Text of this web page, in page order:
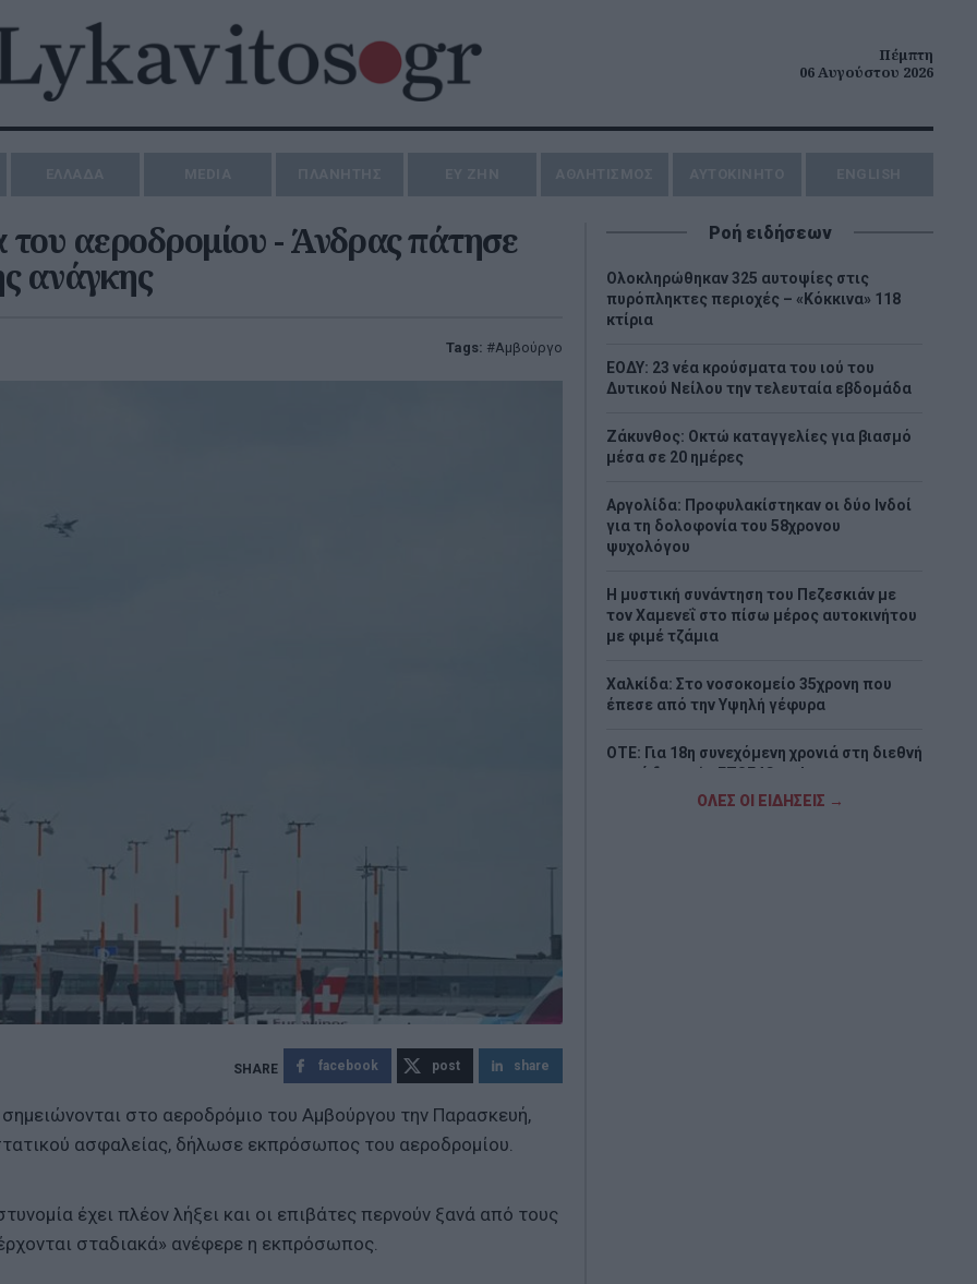
Πέμπτη
06 Αυγούστου 2026
αεροδρομίου - Άνδρας πάτησε
ανάγκης
Tags: Αμβούργο
facebook post share
στο αεροδρόμιο του Αμβούργου την Παρασκευή,
ασφαλείας, δήλωσε εκπρόσωπος του αεροδρομίου.
έχει πλέον λήξει και οι επιβάτες περνούν ξανά από τους
σταδιακά» ανέφερε η εκπρόσωπος.
Ροή ειδήσεων
Ολοκληρώθηκαν 325 αυτοψίες στις
πυρόπληκτες περιοχές – «Κόκκινα» 118
κτίρια
ΕΟΔΥ: 23 νέα κρούσματα του ιού του
Δυτικού Νείλου την τελευταία εβδομάδα
Ζάκυνθος: Οκτώ καταγγελίες για βιασμό
μέσα σε 20 ημέρες
Αργολίδα: Προφυλακίστηκαν οι δύο Ινδοί
για τη δολοφονία του 58χρονου
ψυχολόγου
Η μυστική συνάντηση του Πεζεσκιάν με
τον Χαμενεΐ στο πίσω μέρος αυτοκινήτου
με φιμέ τζάμια
Χαλκίδα: Στο νοσοκομείο 35χρονη που
έπεσε από την Υψηλή γέφυρα
ΟΤΕ: Για 18η συνεχόμενη χρονιά στη διεθνή
σειρά δεικτών FTSE4Good
ΟΛΕΣ ΟΙ ΕΙΔΗΣΕΙΣ →